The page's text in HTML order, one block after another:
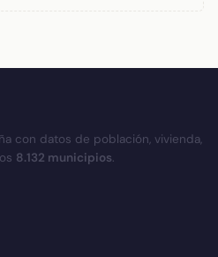
con datos de población, vivienda,
8.132 municipios.